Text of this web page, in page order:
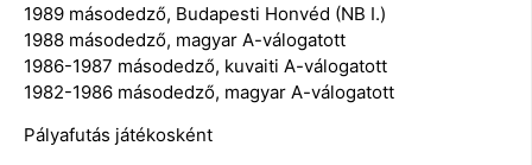
1989 másodedző, Budapesti Honvéd (NB I.)
1988 másodedző, magyar A-válogatott
1986-1987 másodedző, kuvaiti A-válogatott
1982-1986 másodedző, magyar A-válogatott
Pályafutás játékosként